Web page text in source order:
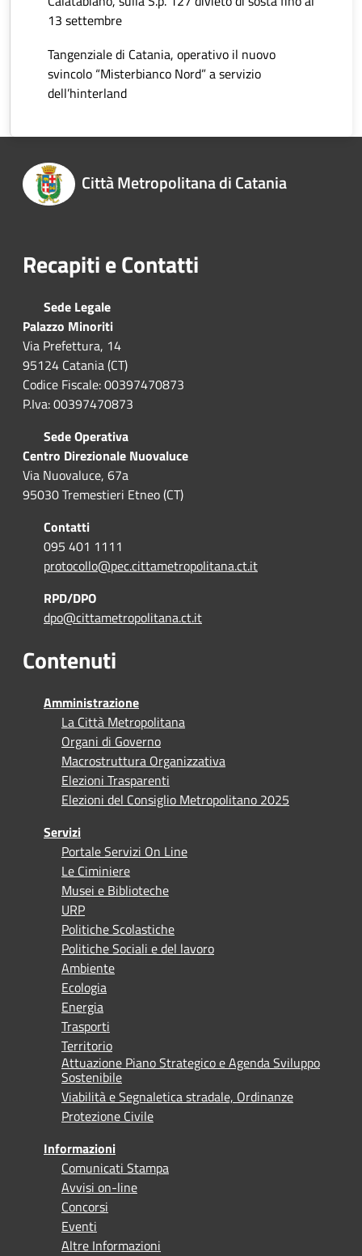
13 settembre
Tangenziale di Catania, operativo il nuovo
svincolo “Misterbianco Nord” a servizio
dell’hinterland
Città Metropolitana di Catania
Recapiti e Contatti
Sede Legale
Palazzo Minoriti
Via Prefettura, 14
95124 Catania (CT)
Codice Fiscale: 00397470873
P.Iva: 00397470873
Sede Operativa
Centro Direzionale Nuovaluce
Via Nuovaluce, 67a
95030 Tremestieri Etneo (CT)
Contatti
095 401 1111
protocollo@pec.cittametropolitana.ct.it
RPD/DPO
dpo@cittametropolitana.ct.it
Contenuti
Amministrazione
La Città Metropolitana
Organi di Governo
Macrostruttura Organizzativa
Elezioni Trasparenti
Elezioni del Consiglio Metropolitano 2025
Servizi
Portale Servizi On Line
Le Ciminiere
Musei e Biblioteche
URP
Politiche Scolastiche
Politiche Sociali e del lavoro
Ambiente
Ecologia
Energia
Trasporti
Territorio
Attuazione Piano Strategico e Agenda Sviluppo
Sostenibile
Viabilità e Segnaletica stradale, Ordinanze
Protezione Civile
Informazioni
Comunicati Stampa
Avvisi on-line
Concorsi
Eventi
Altre Informazioni